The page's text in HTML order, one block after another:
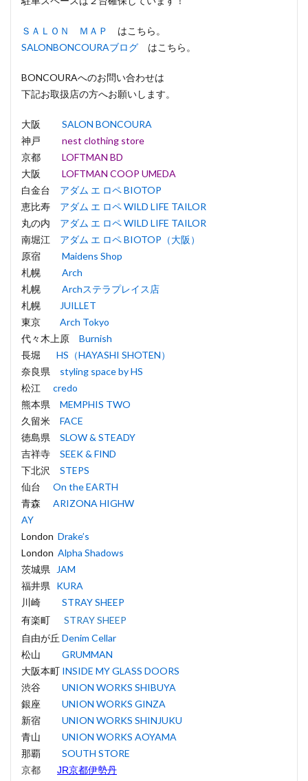
ＳＡＬＯＮ ＭＡＰ
はこちら。
SALONBONCOURAブログ はこちら。
BONCOURAへのお問い合わせは
下記お取扱店の方へお願いします。
大阪 SALON BONCOURA
神戸 nest clothing store
京都 LOFTMAN BD
大阪 LOFTMAN COOP UMEDA
白金台 アダム エ ロペ BIOTOP
恵比寿 アダム エ ロペ WILD LIFE TAILOR
丸の内 アダム エ ロペ WILD LIFE TAILOR
南堀江 アダム エ ロペ BIOTOP（大阪）
原宿 Maidens Shop
札幌 Arch
札幌 Archステラプレイス店
札幌
JUILLET
東京 Arch Tokyo
代々木上原 Burnish
長堀 HS（HAYASHI SHOTEN）
奈良県 styling space by HS
松江 credo
熊本県 MEMPHIS TWO
久留米 FACE
徳島県 SLOW & STEADY
吉祥寺 SEEK & FIND
下北沢 STEPS
仙台 On the EARTH
青森 ARIZONA HIGHW
AY
London Drake’s
London Alpha Shadows
茨城県
JAM
福井県 KURA
川崎 STRAY SHEEP
有楽町
STRAY SHEEP
自由が丘 Denim Cellar
松山 GRUMMAN
大阪本町 INSIDE MY GLASS DOORS
渋谷 UNION WORKS SHIBUYA
銀座 UNION WORKS GINZA
新宿 UNION WORKS SHINJUKU
青山 UNION WORKS AOYAMA
那覇 SOUTH STORE
京都 JR京都伊勢丹